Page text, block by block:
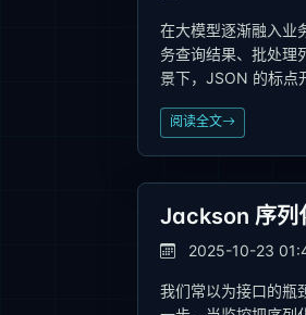
在大模型逐渐融入业
务查询结果、批处理
景下，JSON 的标点
阅读全文
Jackson 序列
2025-10-23
我们常以为接口的瓶